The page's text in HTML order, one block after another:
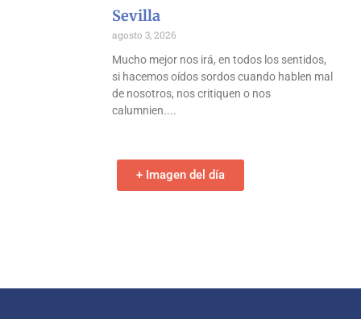
Sevilla
agosto 3, 2026
Mucho mejor nos irá, en todos los sentidos,
si hacemos oídos sordos cuando hablen mal
de nosotros, nos critiquen o nos
calumnien.
+ Imagen del día